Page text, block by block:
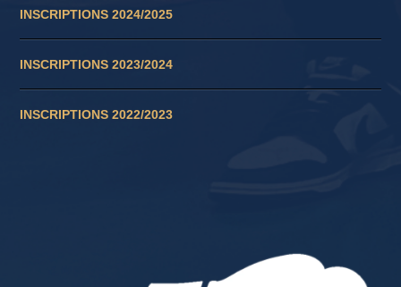
INSCRIPTIONS 2024/2025
INSCRIPTIONS 2023/2024
INSCRIPTIONS 2022/2023